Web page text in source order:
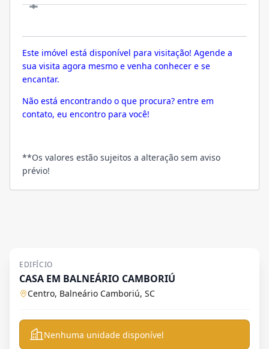
Este imóvel está disponível para visitação! Agende a
sua visita agora mesmo e venha conhecer e se
encantar.
Não está encontrando o que procura? entre em
contato, eu encontro para você!
**Os valores estão sujeitos a alteração sem aviso
prévio!
EDIFÍCIO
CASA EM BALNEÁRIO CAMBORIÚ
Centro, Balneário Camboriú, SC
Nenhuma unidade disponível